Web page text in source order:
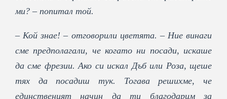
ми? – попитал той.
– Кой знае! – отговорили цветята. – Ние винаги
сме предполагали, че когато ни посади, искаше
да сме фрезии. Ако си искал Дъб или Роза, щеше
тях да посадиш тук. Тогава решихме, че
единственият начин да ти благодарим за